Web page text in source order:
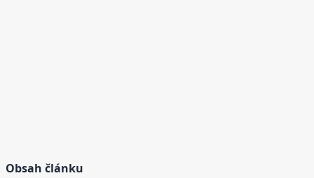
Obsah článku